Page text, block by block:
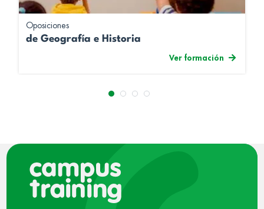
Oposiciones
de Geografía e Historia
Ver formación